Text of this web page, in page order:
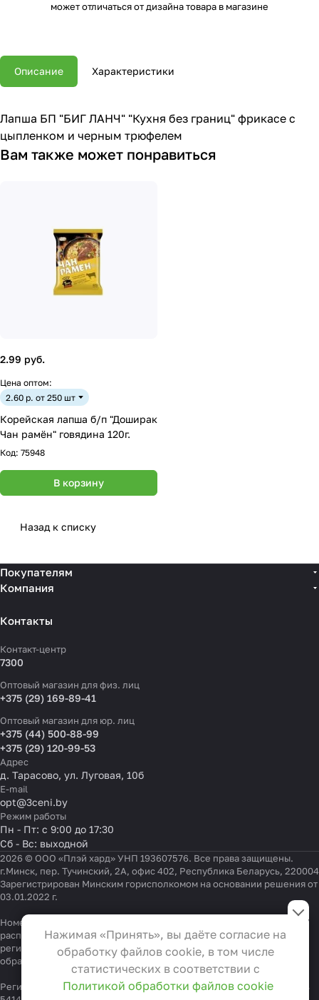
может отличаться от дизайна товара в магазине
Описание Характеристики
Лапша БП "БИГ ЛАНЧ" "Кухня без границ" фрикасе с
цыпленком и черным трюфелем
Вам также может понравиться
2.99 руб.
Цена оптом:
2.60 р. от 250 шт
Корейская лапша б/п "Доширак
Чан рамён" говядина 120г.
Код: 75948
В корзину
Назад к списку
Покупателям
Компания
Контакты
Контакт-центр
7300
Оптовый магазин для физ. лиц
+375 (29) 169-89-41
Оптовый магазин для юр. лиц
+375 (44) 500-88-99
+375 (29) 120-99-53
Адрес
д. Тарасово, ул. Луговая, 10б
E-mail
opt@3ceni.by
Режим работы
Пн - Пт: с 9:00 до 17:30
Сб - Вс: выходной
2026 © ООО «Плэй хард» УНП 193607576. Все права защищены.
г.Минск, пер. Тучинский, 2А, офис 402, Республика Беларусь, 220004
Зарегистрирован Минским горисполкомом на основании решения от
03.01.2022 г.
Номер телефона работников местных исполнительных и
распорядительных органов по месту государственной
регистрации ООО «Плэй хард», уполномоченных рассматривать
обращения покупателей:
+375 17 323-41-58 ,
Регистрационный номер в Торговом реестре Республики Беларусь
Настройки файлов cookie
Функциональные
Эти файлы необходимы для
функционирования сайта и не
могут быть отключены в наших
системах. Вы можете настроить
Нажимая «Принять», вы даёте согласие на
обработку файлов cookie, в том числе
статистических в соответствии с
Политикой обработки файлов cookie